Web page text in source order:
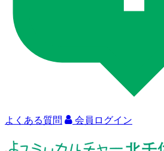
よくある質問 会員ログイン